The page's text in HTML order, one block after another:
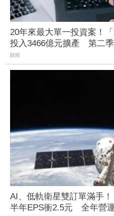
20年來最大單一投資案！
投入3466億元擴產 第二
財經
AI、低軌衛星雙訂單滿手
半年EPS衝2.5元 全年營